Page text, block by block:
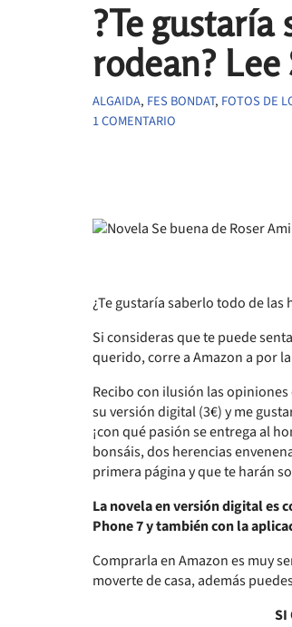
?Te gustaría
rodean? Lee
ALGAIDA, FES BONDAT, FOTOS DE
1 COMENTARIO
¿Te gustaría saberlo todo de las
Si consideras que te puede
querido, corre a Amazon a por
Recibo con ilusión las opiniones
su versión digital (3€) y me
¡con qué pasión se entrega al
bonsáis, dos herencias
primera página y que te harán
La novela en versión digital es
Phone 7 y también con la
Comprarla en Amazon es muy
moverte de casa, además
SI